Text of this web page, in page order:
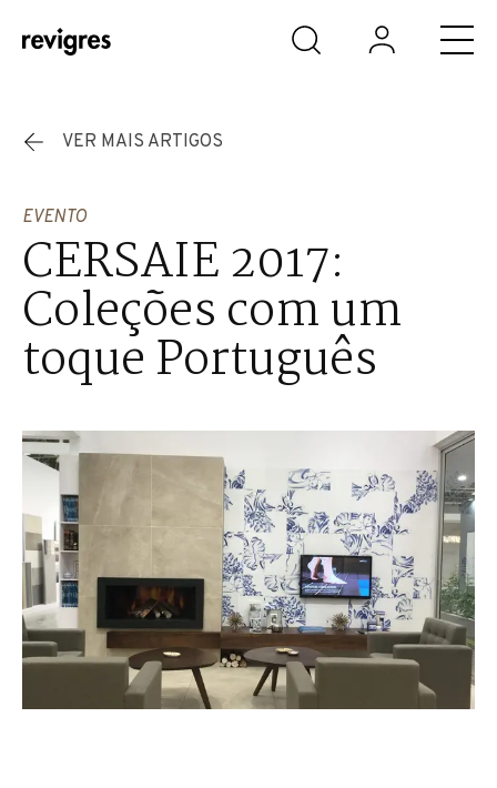
Saltar para o conteúdo principal
VER MAIS ARTIGOS
EVENTO
CERSAIE 2017:
Coleções com um
toque Português